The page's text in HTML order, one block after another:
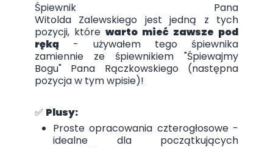
Śpiewnik Pana
Witolda Zalewskiego jest jedną z tych
pozycji, które warto mieć zawsze pod
ręką - używałem tego śpiewnika
zamiennie ze śpiewnikiem "Śpiewajmy
Bogu" Pana Rączkowskiego (następna
pozycja w tym wpisie)!
✅ Plusy:
Proste opracowania czterogłosowe -
idealne dla początkujących